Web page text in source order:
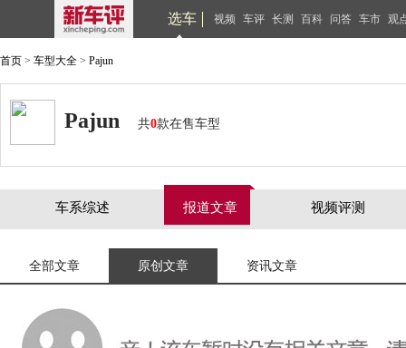
选车 视频 车评 长测 百科 问答 车市 观
首页 > 车型大全 > Pajun
Pajun 共0款在售车型
车系综述 报道文章 视频评测
全部文章 原创文章 资讯文章